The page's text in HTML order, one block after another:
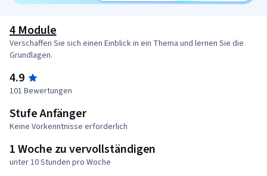
4 Module
Verschaffen Sie sich einen Einblick in ein Thema und lernen Sie die
Grundlagen.
4.9
101 Bewertungen
Stufe Anfänger
Keine Vorkenntnisse erforderlich
1 Woche zu vervollständigen
unter 10 Stunden pro Woche